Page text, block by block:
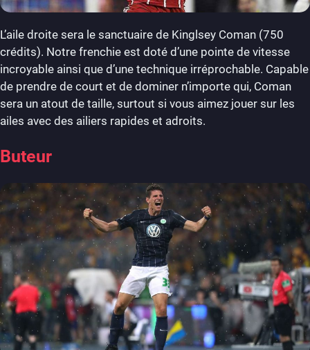
L’aile droite sera le sanctuaire de Kinglsey Coman (750
crédits). Notre frenchie est doté d’une pointe de vitesse
incroyable ainsi que d’une technique irréprochable. Capable
de prendre de court et de dominer n’importe qui, Coman
sera un atout de taille, surtout si vous aimez jouer sur les
ailes avec des ailiers rapides et adroits.
Buteur